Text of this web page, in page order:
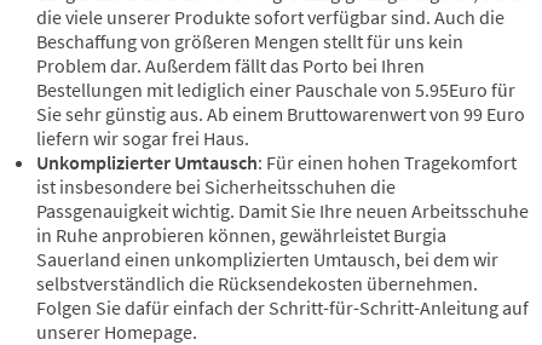
die viele unserer Produkte sofort verfügbar sind. Auch die
Beschaffung von größeren Mengen stellt für uns kein
Problem dar. Außerdem fällt das Porto bei Ihren
Bestellungen mit lediglich einer Pauschale von 5.95Euro für
Sie sehr günstig aus. Ab einem Bruttowarenwert von 99 Euro
liefern wir sogar frei Haus.
Unkomplizierter Umtausch: Für einen hohen Tragekomfort
ist insbesondere bei Sicherheitsschuhen die
Passgenauigkeit wichtig. Damit Sie Ihre neuen Arbeitsschuhe
in Ruhe anprobieren können, gewährleistet Burgia
Sauerland einen unkomplizierten Umtausch, bei dem wir
selbstverständlich die Rücksendekosten übernehmen.
Folgen Sie dafür einfach der Schritt-für-Schritt-Anleitung auf
unserer Homepage.